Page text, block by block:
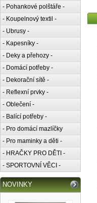
- Pohankové polštáře -
- Koupelnový textil -
- Ubrusy -
- Kapesníky -
- Deky a přehozy -
- Domácí potřeby -
- Dekorační sítě -
- Reflexní prvky -
- Oblečení -
- Balící potřeby -
- Pro domácí mazlíčky
- Pro maminky a děti -
- HRAČKY PRO DĚTI -
- SPORTOVNÍ VĚCI -
NOVINKY